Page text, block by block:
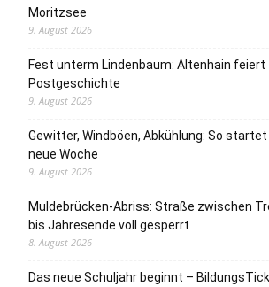
Moritzsee
9. August 2026
Fest unterm Lindenbaum: Altenhain feiert
Postgeschichte
9. August 2026
Gewitter, Windböen, Abkühlung: So
neue Woche
9. August 2026
Muldebrücken-Abriss: Straße zwischen
bis Jahresende voll gesperrt
8. August 2026
Das neue Schuljahr beginnt –